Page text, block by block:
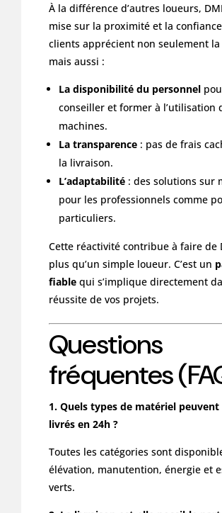
À la différence d’autres loueurs,
mise sur la proximité et la
clients apprécient non seulement
mais aussi :
La disponibilité du personnel
conseiller et former à l’utilisation
machines.
La transparence: pas de frais
la livraison.
L’adaptabilité: des solutions sur
pour les professionnels comme
particuliers.
Cette réactivité contribue à faire de
plus qu’un simple loueur. C’est un
fiablequi s’implique directement
réussite de vos projets.
Questions
fréquentes
1. Quels types de matériel
livrés en 24h ?
Toutes les catégories sont
élévation, manutention, énergie et
verts.